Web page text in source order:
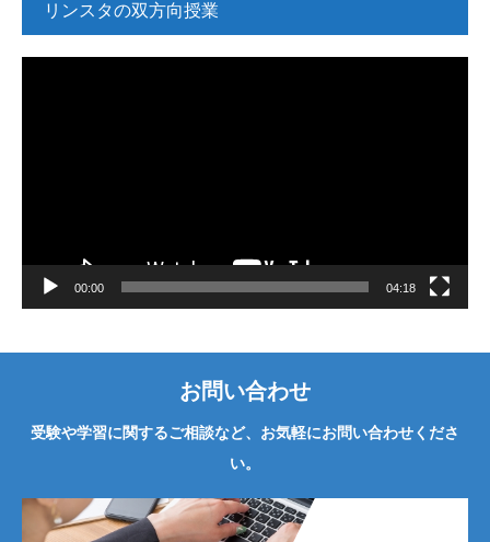
リンスタの双方向授業
00:00 04:18
お問い合わせ
受験や学習に関するご相談など、お気軽にお問い合わせくださ
い。